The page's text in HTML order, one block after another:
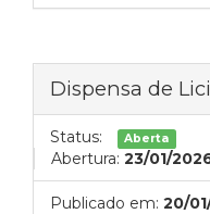
Dispensa de
Status: Aberta
Abertura: 23/01/
Publicado em: 20/